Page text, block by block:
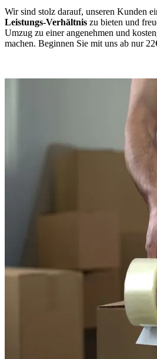
Wir sind stolz darauf, unseren Kunden
Leistungs-Verhältnis zu bieten und
Umzug zu einer angenehmen und
machen. Beginnen Sie mit uns ab nur